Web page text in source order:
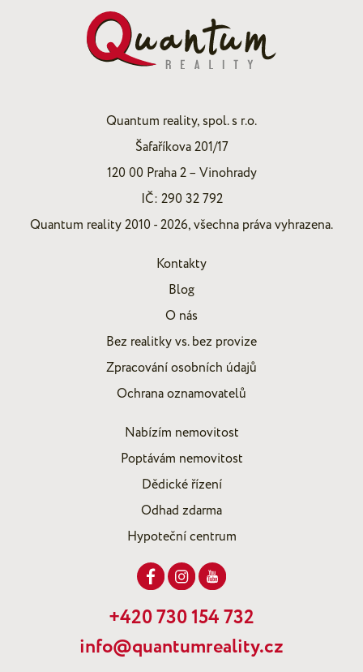
Quantum reality, spol. s r.o.
Šafaříkova 201/17
120 00 Praha 2 – Vinohrady
IČ: 290 32 792
Quantum reality 2010 - 2026, všechna práva vyhrazena.
Kontakty
Blog
O nás
Bez realitky vs. bez provize
Zpracování osobních údajů
Ochrana oznamovatelů
Nabízím nemovitost
Poptávám nemovitost
Dědické řízení
Odhad zdarma
Hypoteční centrum
+420 730 154 732
info@quantumreality.cz